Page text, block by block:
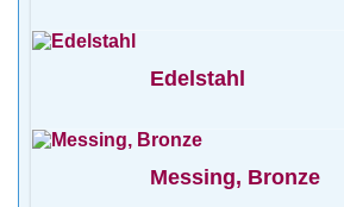
Edelstahl
Messing, Bronze